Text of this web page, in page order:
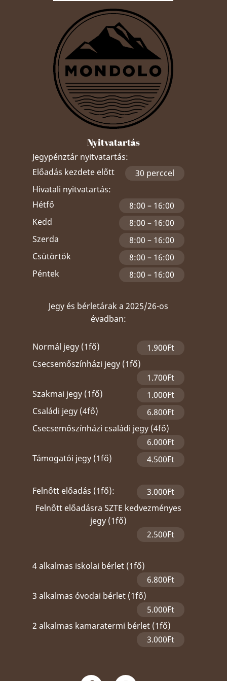
Nyitvatartás
Jegypénztár nyitvatartás:
Előadás kezdete előtt
30 perccel
Hivatali nyitvatartás:
Hétfő
8:00 – 16:00
Kedd
8:00 – 16:00
Szerda
8:00 – 16:00
Csütörtök
8:00 – 16:00
Péntek
8:00 – 16:00
Jegy és bérletárak a 2025/26-os
évadban:
Normál jegy (1fő)
1.900Ft
Csecsemőszínházi jegy (1fő)
1.700Ft
Szakmai jegy (1fő)
1.000Ft
Családi jegy (4fő)
6.800Ft
Csecsemőszínházi családi jegy (4fő)
6.000Ft
Támogatói jegy (1fő)
4.500Ft
Felnőtt előadás (1fő):
3.000Ft
Felnőtt előadásra SZTE kedvezményes
jegy (1fő)
2.500Ft
4 alkalmas iskolai bérlet (1fő)
6.800Ft
3 alkalmas óvodai bérlet (1fő)
5.000Ft
2 alkalmas kamaratermi bérlet (1fő)
3.000Ft